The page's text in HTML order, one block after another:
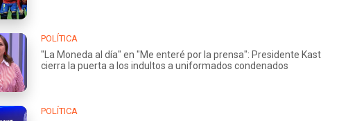
POLÍTICA
"La Moneda al día" en "Me enteré por la prensa": Presidente Kast
cierra la puerta a los indultos a uniformados condenados
POLÍTICA